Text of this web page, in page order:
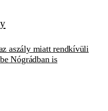
aszály miatt rendkívüli
Nógrádban is